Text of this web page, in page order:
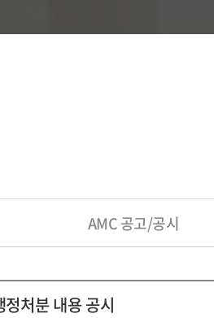
AMC 공고/공시
처분 내용 공시